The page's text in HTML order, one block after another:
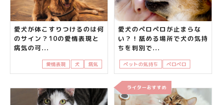
愛犬が体こすりつけるのは何
のサイン？10の愛情表現と
病気の可...
愛情表現 犬 病気
愛犬のペロペロが止まらな
い？！舐める場所で犬の気持
ちを判別で...
ペットの気持ち ペロペロ
ライターおすすめ